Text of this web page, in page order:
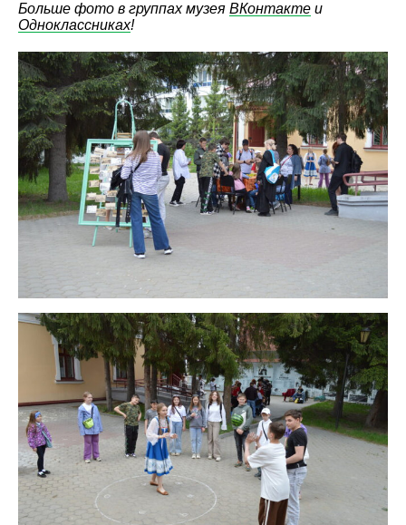
Больше фото в группах музея ВКонтакте и
Одноклассниках!